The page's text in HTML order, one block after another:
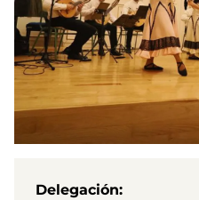
Delegación